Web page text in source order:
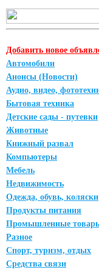
Добавить новое
Автомобили
Анонсы (Новости)
Аудио, видео,
Бытовая техника
Детские сады - путевки
Животные
Книжный развал
Компьютеры
Мебель
Недвижимость
Одежда, обувь, коляски
Продукты питания
Промышленные
Разное
Спорт, туризм, отдых
Средства связи